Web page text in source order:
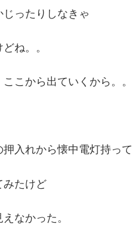
ったりしなきゃ
ね。。
こから出ていくから。。
入れから懐中電灯持って
みたけど
なかった。